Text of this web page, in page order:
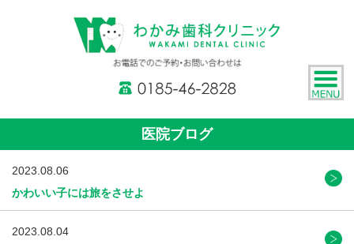
医院ブログ
2023.08.06
かわいい子には旅をさせよ
2023.08.04